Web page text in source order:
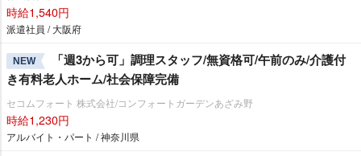
時給1,540円
派遣社員 / 大阪府
NEW
「週3から可」調理スタッフ/無資格可/午前のみ/介護付
き有料老人ホーム/社会保障完備
セコムフォート 株式会社/コンフォートガーデンあざみ野
時給1,230円
アルバイト・パート / 神奈川県